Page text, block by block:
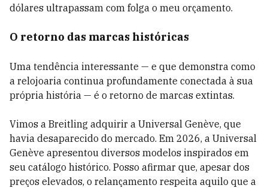
dólares ultrapassam com folga o meu orçamento.
O retorno das marcas históricas
Uma tendência interessante — e que demonstra como
a relojoaria continua profundamente conectada à sua
própria história — é o retorno de marcas extintas.
Vimos a Breitling adquirir a Universal Genève, que
havia desaparecido do mercado. Em 2026, a Universal
Genève apresentou diversos modelos inspirados em
seu catálogo histórico. Posso afirmar que, apesar dos
preços elevados, o relançamento respeita aquilo que a